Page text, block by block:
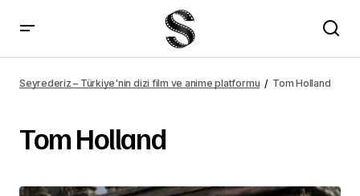
Seyrederiz – Türkiye'nin dizi film ve anime platformu Tom Holland
Tom Holland